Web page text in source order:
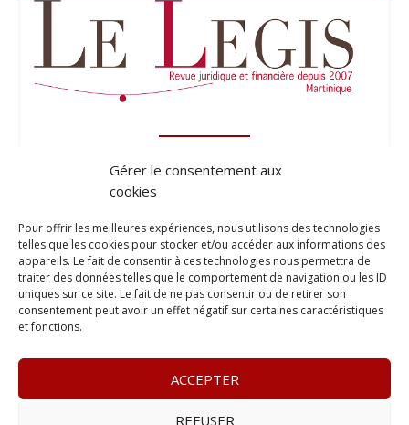
Gérer le consentement aux
cookies
Pour offrir les meilleures expériences, nous utilisons des technologies
telles que les cookies pour stocker et/ou accéder aux informations des
appareils. Le fait de consentir à ces technologies nous permettra de
traiter des données telles que le comportement de navigation ou les ID
uniques sur ce site. Le fait de ne pas consentir ou de retirer son
consentement peut avoir un effet négatif sur certaines caractéristiques
et fonctions.
ACCEPTER
REFUSER